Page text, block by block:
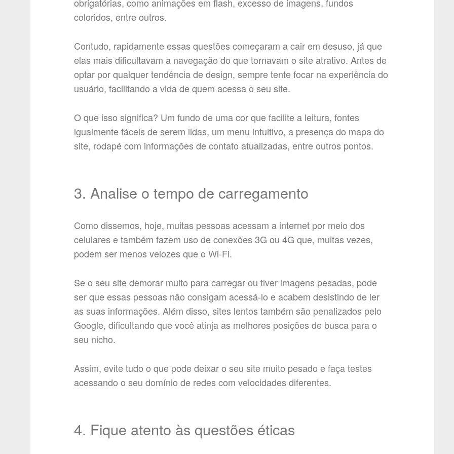
obrigatórias, como animações em flash, excesso de imagens, fundos
coloridos, entre outros.
Contudo, rapidamente essas questões começaram a cair em desuso, já que
elas mais dificultavam a navegação do que tornavam o site atrativo. Antes de
optar por qualquer tendência de design, sempre tente focar na experiência do
usuário, facilitando a vida de quem acessa o seu site.
O que isso significa? Um fundo de uma cor que facilite a leitura, fontes
igualmente fáceis de serem lidas, um menu intuitivo, a presença do mapa do
site, rodapé com informações de contato atualizadas, entre outros pontos.
3. Analise o tempo de carregamento
Como dissemos, hoje, muitas pessoas acessam a internet por meio dos
celulares e também fazem uso de conexões 3G ou 4G que, muitas vezes,
podem ser menos velozes que o Wi-Fi.
Se o seu site demorar muito para carregar ou tiver imagens pesadas, pode
ser que essas pessoas não consigam acessá-lo e acabem desistindo de ler
as suas informações. Além disso, sites lentos também são penalizados pelo
Google, dificultando que você atinja as melhores posições de busca para o
seu nicho.
Assim, evite tudo o que pode deixar o seu site muito pesado e faça testes
acessando o seu domínio de redes com velocidades diferentes.
4. Fique atento às questões éticas